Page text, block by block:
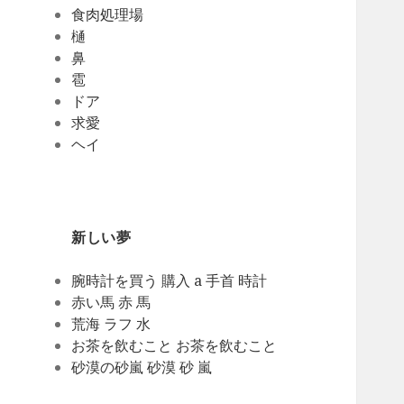
食肉処理場
樋
鼻
雹
ドア
求愛
ヘイ
新しい夢
腕時計を買う 購入 a 手首 時計
赤い馬 赤 馬
荒海 ラフ 水
お茶を飲むこと お茶を飲むこと
砂漠の砂嵐 砂漠 砂 嵐